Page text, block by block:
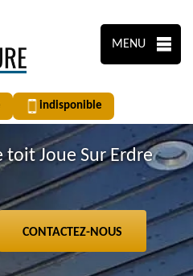
MENU
indisponible
toit Joue Sur Erdre
CONTACTEZ-NOUS